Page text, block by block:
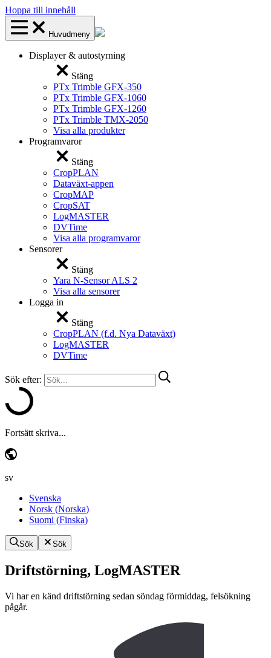
Hoppa till innehåll
Huvudmeny
Displayer & autostyrning
Stäng
PTx Trimble GFX-350
PTx Trimble GFX-1060
PTx Trimble GFX-1260
PTx Trimble TMX-2050
Visa alla produkter
Programvaror
Stäng
CropPLAN
Dataväxt-appen
CropMAP
CropSAT
LogMASTER
DVTime
Visa alla programvaror
Sensorer
Stäng
Yara N-Sensor ALS 2
Visa alla sensorer
Logga in
Stäng
CropPLAN (f.d. Nya Dataväxt)
LogMASTER
DVTime
Sök efter:
Fortsätt skriva...
sv
Svenska
Norsk (Norska)
Suomi (Finska)
Sök Sök
Driftstörning, LogMASTER
Vi har en känd driftstörning sedan söndag förmiddag, felsökning
pågår.